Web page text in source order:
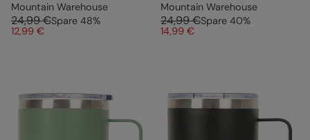
Mountain Warehouse
24,99 €Spare 48%
12,99 €
Mountain Warehouse
24,99 €Spare 40%
14,99 €